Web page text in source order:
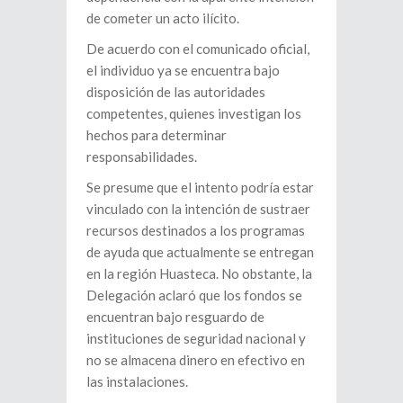
de cometer un acto ilícito.
De acuerdo con el comunicado oficial,
el individuo ya se encuentra bajo
disposición de las autoridades
competentes, quienes investigan los
hechos para determinar
responsabilidades.
Se presume que el intento podría estar
vinculado con la intención de sustraer
recursos destinados a los programas
de ayuda que actualmente se entregan
en la región Huasteca. No obstante, la
Delegación aclaró que los fondos se
encuentran bajo resguardo de
instituciones de seguridad nacional y
no se almacena dinero en efectivo en
las instalaciones.